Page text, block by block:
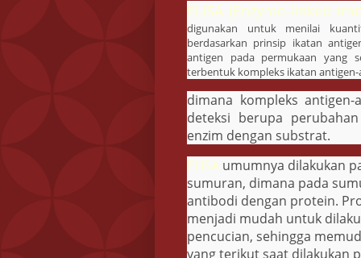
ELISA (Enzyme-linked
digunakan untuk menilai
berdasarkan prinsip ikatan
antigen pada permukaan yang
terbentuk kompleks ikatan
dimana kompleks
deteksi berupa
enzim dengan substrat.
ELISA umumnya dilakukan
sumuran, dimana pada
antibodi dengan protein.
menjadi mudah untuk
pencucian, sehingga
yang terikut saat dilakukan